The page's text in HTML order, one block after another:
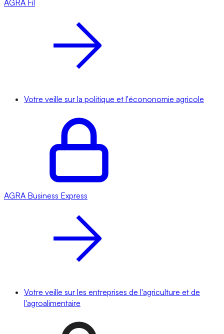
AGRA Fil
Votre veille sur la politique et l'écononomie agricole
AGRA Business Express
Votre veille sur les entreprises de l'agriculture et de
l'agroalimentaire